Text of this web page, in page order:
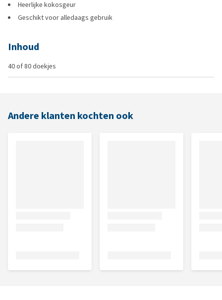
Heerlijke kokosgeur
Geschikt voor alledaags gebruik
Inhoud
40 of 80 doekjes
Andere klanten kochten ook